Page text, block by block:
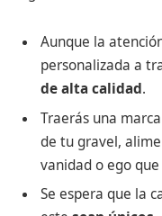
Aunque la
personalizada a
de alta calidad.
Traerás una
de tu gravel,
vanidad o ego
Se espera que la